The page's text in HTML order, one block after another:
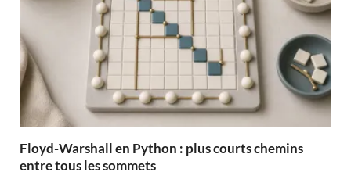
Floyd-Warshall en Python : plus courts chemins
entre tous les sommets